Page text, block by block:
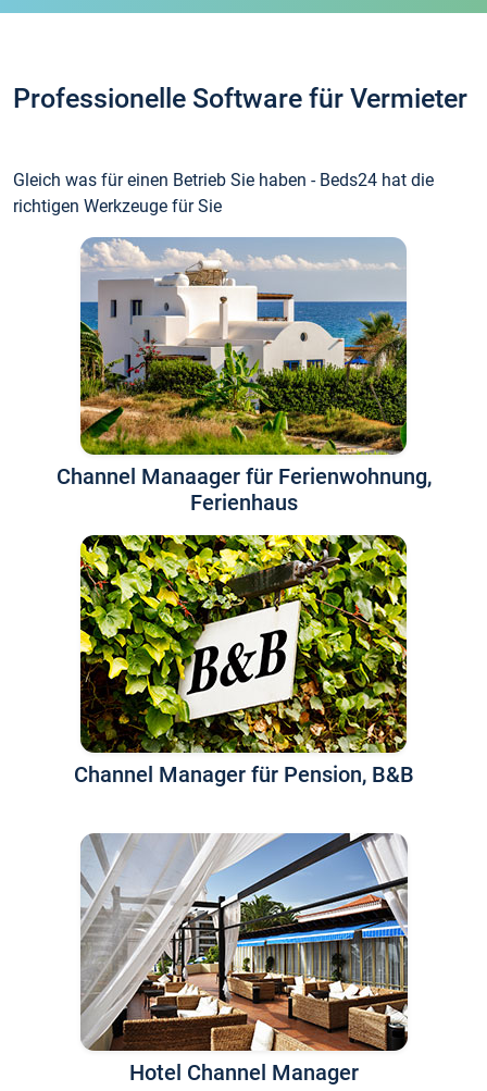
Professionelle Software für Vermieter
Gleich was für einen Betrieb Sie haben - Beds24 hat die
richtigen Werkzeuge für Sie
Channel Manaager für Ferienwohnung,
Ferienhaus
Channel Manager für Pension, B&B
Hotel Channel Manager